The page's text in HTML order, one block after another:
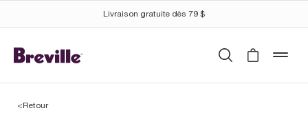
Livraison gratuite dès 79 $
Recherche
Cart is
<Retour